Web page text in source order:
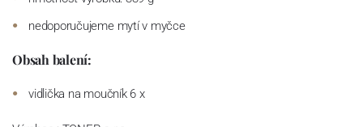
nedoporučujeme mytí v myčce
Obsah balení:
vidlička na moučník 6 x